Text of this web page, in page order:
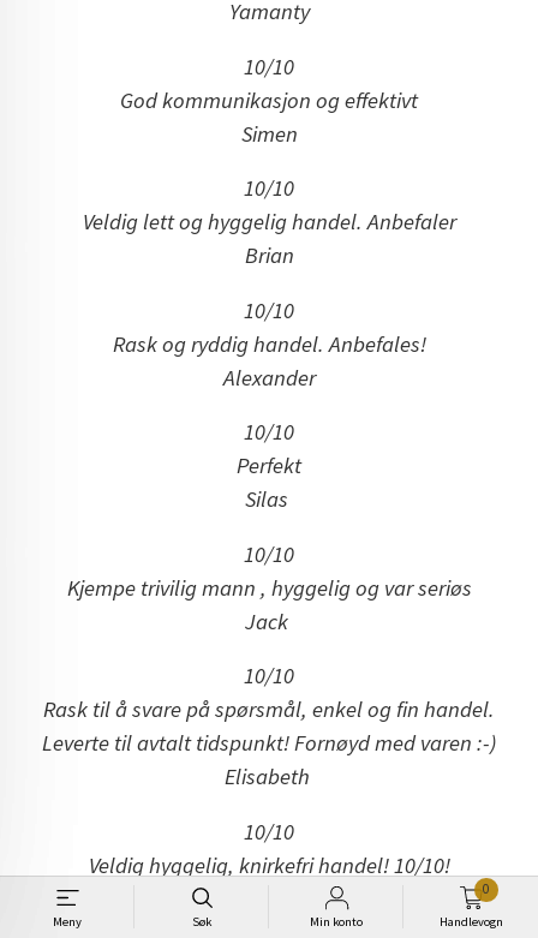
Meny Søk Min konto Handlevogn
0
Yamanty
10/10
God kommunikasjon og effektivt
Simen
10/10
Veldig lett og hyggelig handel. Anbefaler
Brian
10/10
Rask og ryddig handel. Anbefales!
Alexander
10/10
Perfekt
Silas
10/10
Kjempe trivilig mann , hyggelig og var seriøs
Jack
10/10
Rask til å svare på spørsmål, enkel og fin handel.
Leverte til avtalt tidspunkt! Fornøyd med varen :-)
Elisabeth
10/10
Veldig hyggelig, knirkefri handel! 10/10!